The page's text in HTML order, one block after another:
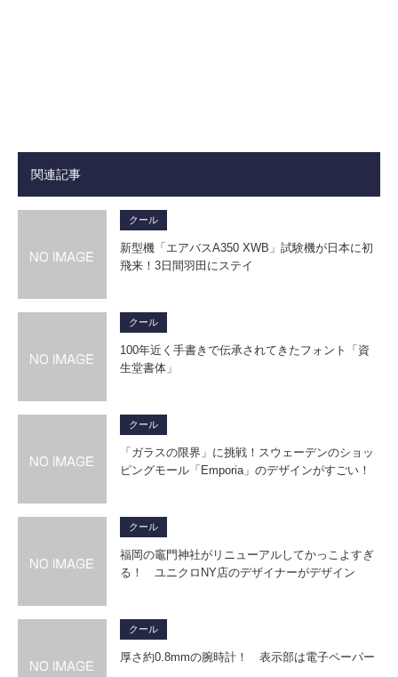
関連記事
クール
新型機「エアバスA350 XWB」試験機が日本に初
飛来！3日間羽田にステイ
クール
100年近く手書きで伝承されてきたフォント「資
生堂書体」
クール
「ガラスの限界」に挑戦！スウェーデンのショッ
ピングモール「Emporia」のデザインがすごい！
クール
福岡の竈門神社がリニューアルしてかっこよすぎ
る！ ユニクロNY店のデザイナーがデザイン
クール
厚さ約0.8mmの腕時計！ 表示部は電子ペーパー